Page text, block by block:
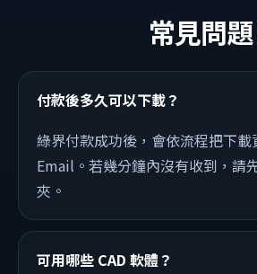
常見問題
付款後多久可以下載？
綠界付款成功後，會依流程把下載
Email。若幾分鐘內沒有收到，請
夾。
可用哪些 CAD 軟體？